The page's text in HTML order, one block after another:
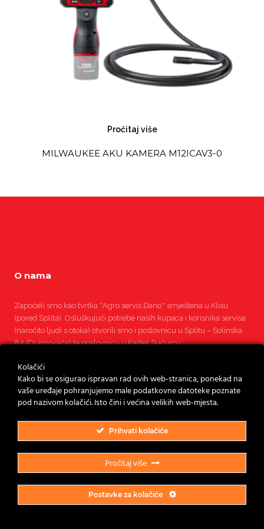
Pročitaj više
MILWAUKEE AKU KAMERA M12ICAV3-0
O nama
Započeli smo kao tvrtka ''Agro servis Đano'' smještena u Klisu
(pored Splita). Osluškujući potrebe naših kupaca i korisnika servisa
(naročito ljudi s otoka) otvorili smo i poslovnicu u Splitu – Solinska
84 (Dujmovača) te poslovnicu u Kaštel Sućurcu.
Pročitajte više
Kolačići
Kako bi se osigurao ispravan rad ovih web-stranica, ponekad na
vaše uređaje pohranjujemo male podatkovne datoteke poznate
pod nazivom kolačići. Isto čini i većina velikih web-mjesta.
Prihvati kolačiće
Pročitaj više
Postavke za kolačiće